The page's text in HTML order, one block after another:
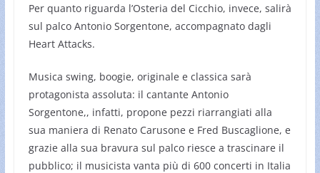
Per quanto riguarda l’Osteria del Cicchio, invece, salirà
sul palco Antonio Sorgentone, accompagnato dagli
Heart Attacks.
Musica swing, boogie, originale e classica sarà
protagonista assoluta: il cantante Antonio
Sorgentone,, infatti, propone pezzi riarrangiati alla
sua maniera di Renato Carusone e Fred Buscaglione, e
grazie alla sua bravura sul palco riesce a trascinare il
pubblico; il musicista vanta più di 600 concerti in Italia